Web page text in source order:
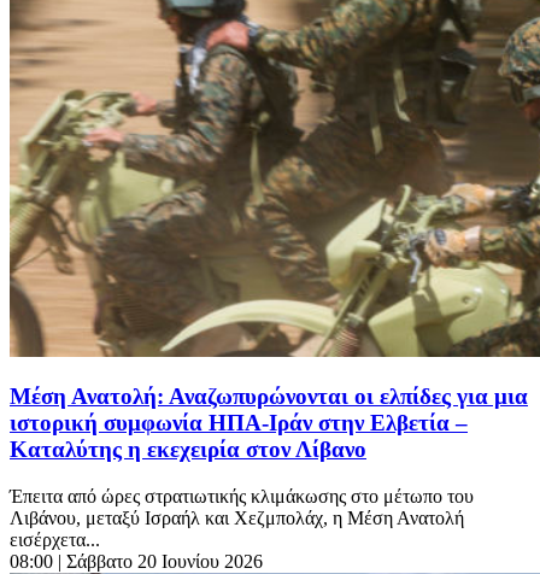
Μέση Ανατολή: Αναζωπυρώνονται οι ελπίδες για μια
ιστορική συμφωνία ΗΠΑ-Ιράν στην Ελβετία –
Καταλύτης η εκεχειρία στον Λίβανο
Έπειτα από ώρες στρατιωτικής κλιμάκωσης στο μέτωπο του
Λιβάνου, μεταξύ Ισραήλ και Χεζμπολάχ, η Μέση Ανατολή
εισέρχετα...
08:00 | Σάββατο 20 Ιουνίου 2026